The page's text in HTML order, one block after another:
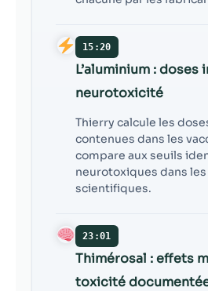
15:20
L’aluminium :
neurotoxicité
Thierry calcule les
contenues dans les
compare aux seuils
neurotoxiques dans
scientifiques.
23:01
Thimérosal : effets
toxicité